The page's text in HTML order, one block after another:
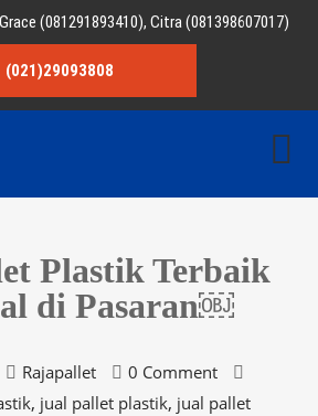
(081291893410), Citra (081398607017)
(021)29093808
Plastik Terbaik
di Pasaran￼
Rajapallet
0 Comment
, jual pallet plastik, jual pallet